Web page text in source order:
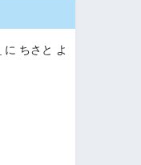
に ちさと よ